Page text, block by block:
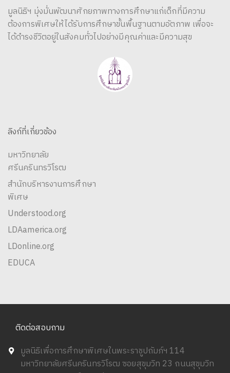
มูลนิธิฯ มุ่งมั่นพัฒนาศักยภาพทางการศึกษาแก่เด็กที่มีความ
ต้องการพิเศษให้ได้รับการศึกษาขั้นพื้นฐานตามอัตภาพ เพื่อจะ
ได้ดำรงชีวิตอยู่ในสังคมทั่วไปอย่างมีคุณค่าและมีความสุข
ลิงก์ที่เกี่ยวข้อง
มหาวิทยาลัย
ศรีนครินทรวิโรฒ
สำนักบริหารงานการศึกษา
พิเศษ
Understood.org
LDAamerica.org
LDonline.org
EDUCA
ติดต่อสอบถาม
มูลนิธิเพื่อการศึกษาพิเศษในพระราชูปถัมภ์ฯ 114
มหาวิทยาลัยศรีนครินทรวิโรฒ ซอยสุขุมวิท 23 ถนนสุขุมวิท